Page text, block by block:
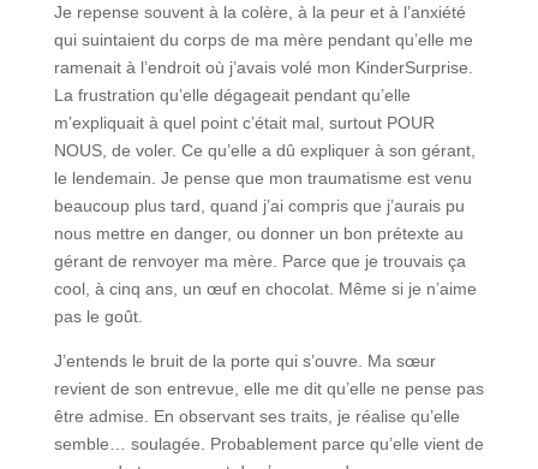
Je repense souvent à la colère, à la peur et à l’anxiété
qui suintaient du corps de ma mère pendant qu’elle me
ramenait à l’endroit où j’avais volé mon KinderSurprise.
La frustration qu’elle dégageait pendant qu’elle
m’expliquait à quel point c’était mal, surtout POUR
NOUS, de voler. Ce qu’elle a dû expliquer à son gérant,
le lendemain. Je pense que mon traumatisme est venu
beaucoup plus tard, quand j’ai compris que j’aurais pu
nous mettre en danger, ou donner un bon prétexte au
gérant de renvoyer ma mère. Parce que je trouvais ça
cool, à cinq ans, un œuf en chocolat. Même si je n’aime
pas le goût.
J’entends le bruit de la porte qui s’ouvre. Ma sœur
revient de son entrevue, elle me dit qu’elle ne pense pas
être admise. En observant ses traits, je réalise qu’elle
semble… soulagée. Probablement parce qu’elle vient de